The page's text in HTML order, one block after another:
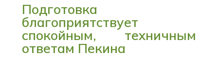
Подготовка
благоприятствует
спокойным, техничным
ответам Пекина